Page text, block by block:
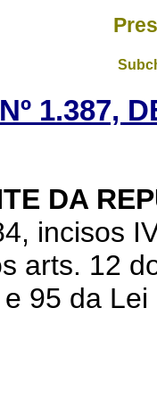
1.387,
DA
incisos
arts. 12
95 da